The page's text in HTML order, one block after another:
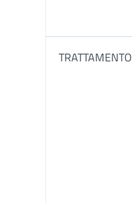
TRATTAMENTO